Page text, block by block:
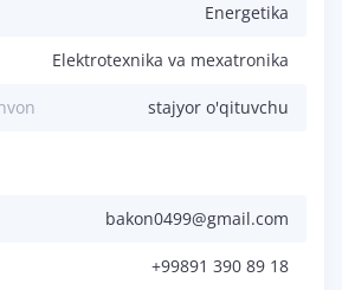
Energetika
Elektrotexnika va mexatronika
stajyor o'qituvchu
bakon0499@gmail.com
+99891 390 89 18